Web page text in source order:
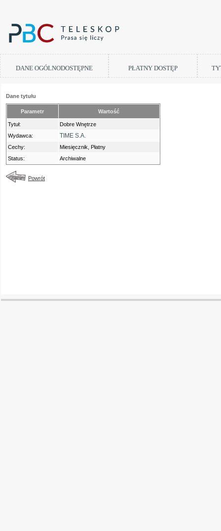
DANE OGÓLNODOSTĘPNE PŁATNY DOSTĘP
Dane tytułu
Parametr Wartość
Tytuł:
Dobre Wnętrze
Wydawca:
TIME S.A.
Cechy:
Miesięcznik, Płatny
Status:
Archiwalne
Powrót